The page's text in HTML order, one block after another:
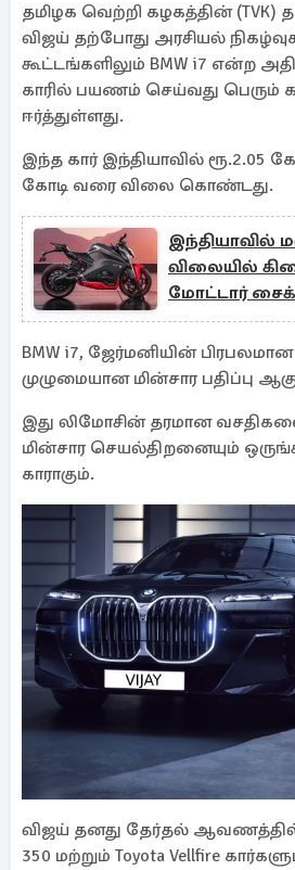
தமிழக வெற்றி கழகத்தின்
விஜய் தற்போது அரசியல்
கூட்டங்களிலும் BMW i7 என்ற
காரில் பயணம் செய்வது
ஈர்த்துள்ளது.
இந்த கார் இந்தியாவில் ரூ.2.05
கோடி வரை விலை கொண்டது.
இந்தியாவில்
விலையில்
மோட்டார்
BMW i7, ஜேர்மனியின் பிரபலமான
முழுமையான மின்சார பதிப்பு
இது லிமோசின் தரமான
மின்சார செயல்திறனையும்
காராகும்.
விஜய் தனது தேர்தல் ஆவணத்தில்
350 மற்றும் Toyota Vellfire